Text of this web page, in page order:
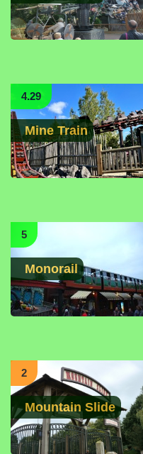
4.29
Mine Train
5
Monorail
2
Mountain Slide